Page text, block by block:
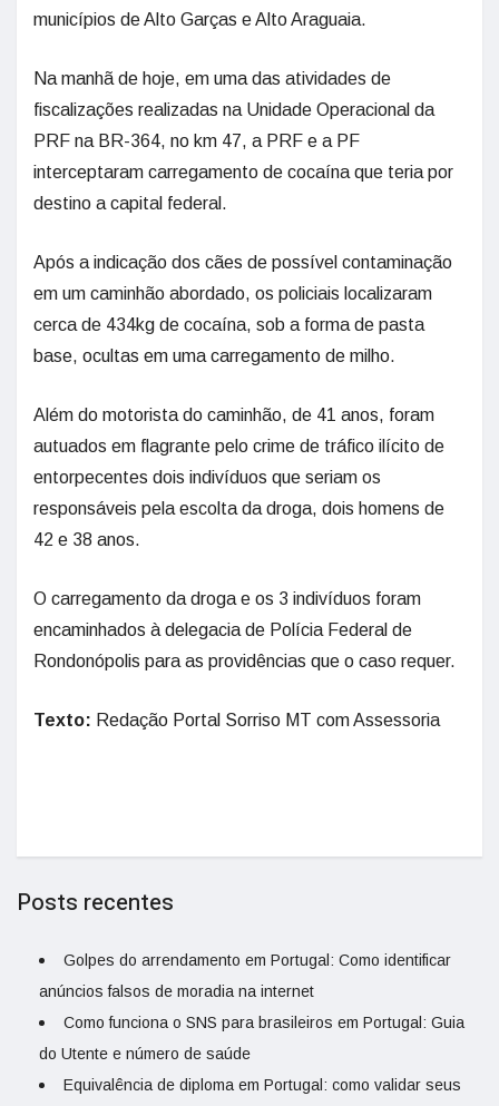
municípios de Alto Garças e Alto Araguaia.
Na manhã de hoje, em uma das atividades de
fiscalizações realizadas na Unidade Operacional da
PRF na BR-364, no km 47, a PRF e a PF
interceptaram carregamento de cocaína que teria por
destino a capital federal.
Após a indicação dos cães de possível contaminação
em um caminhão abordado, os policiais localizaram
cerca de 434kg de cocaína, sob a forma de pasta
base, ocultas em uma carregamento de milho.
Além do motorista do caminhão, de 41 anos, foram
autuados em flagrante pelo crime de tráfico ilícito de
entorpecentes dois indivíduos que seriam os
responsáveis pela escolta da droga, dois homens de
42 e 38 anos.
O carregamento da droga e os 3 indivíduos foram
encaminhados à delegacia de Polícia Federal de
Rondonópolis para as providências que o caso requer.
Texto: Redação Portal Sorriso MT com Assessoria
Posts recentes
Golpes do arrendamento em Portugal: Como identificar
anúncios falsos de moradia na internet
Como funciona o SNS para brasileiros em Portugal: Guia
do Utente e número de saúde
Equivalência de diploma em Portugal: como validar seus